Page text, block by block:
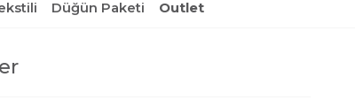
Düğün Paketi Outlet